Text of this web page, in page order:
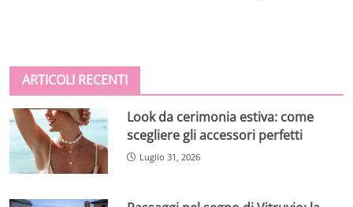
ARTICOLI RECENTI
Look da cerimonia estiva: come
scegliere gli accessori perfetti
Luglio 31, 2026